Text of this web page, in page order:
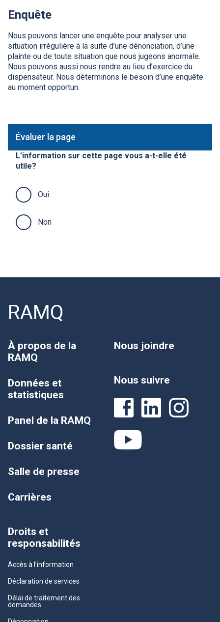
Enquête
Nous pouvons lancer une enquête pour analyser une
situation irrégulière à la suite d’une dénonciation, d’une
plainte ou de toute situation que nous jugeons anormale.
Nous pouvons aussi nous rendre au lieu d’exercice du
dispensateur. Nous déterminons le besoin d’une enquête
au moment opportun.
Évaluer la page
L’information sur cette page vous a-t-elle été
utile?
Oui
Non
RAMQ
À propos de la
RAMQ
Données et
statistiques
Panel de la RAMQ
Dossier santé
Salle de presse
Carrières
Droits et
responsabilités
Accès à l’information
Déclaration de services
Délai de traitement des
demandes
Nous joindre
Nous suivre